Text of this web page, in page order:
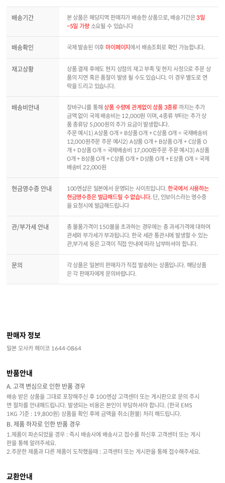
배송기간 본 상품은 해당지역 판매자가 배송한 상품으로, 배송기간은3일
~5일 가량소요될 수 있습니다
배송확인 국제 발송된 이후 마이페이지에서 배송조회로 확인 가능합니다.
재고상황
상품 결제 후에도 현지 상점의 재고 부족 및 현지 사정으로 주문 상
품의 지연 혹은 품절이 발생 될 수도 있습니다. 이 경우 별도로 연
락을 드리고 있습니다.
배송비안내 장바구니를 통해상품 수량에 관계없이 상품 3종류 까지는 추가
금액 없이 국제 배송비는 12,000원 이며, 4종류 부터는 추가 상
품 종류당 5,000원의 추가 요금이 발생합니다.
주문 예시1) A상품 O개 + B상품 O개 + C상품 O개 = 국제배송비
12,000원주문 주문 예시2) A상품 O개 + B상품 O개 + C상품 O
개 + D상품 O개 = 국제배송비 17,000원주문 주문 예시3) A상품
O개 + B상품 O개 + C상품 O개 + D상품 O개 + E상품 O개 = 국제
배송비 22,000원
현금영수증 안내 100엔샵은 일본에서 운영되는 사이트입니다.한국에서 사용하는
현금영수증은 발급해드릴 수 없습니다.단, 인보이스라는 영수증
을 요청시에 발급해드립니다
관/부가세 안내
총 물품가격이 150불을 초과하는 경우에는 총 과세가격에 대하여
관세와 부가세가 부과됩니다. 한국 세관 통관시에 발생할 수 있는
관,부가세 등은 고객이 직접 안내에 따라 납부하셔야 합니다.
문의
각 상품은 일본의 판매자가 직접 발송하는 상품입니다. 해당상품
은 각 판매자에게 문의바랍니다.
판매자 정보
일본 오사카 헤이코 1644-0864
반품안내
A. 고객 변심으로 인한 반품 경우
배송 받은 상품을 그대로 포장해주신 후 100엔샵 고객센터 또는 게시판으로 문의 주시
면 절차를 안내해드립니다. 발생되는 비용은 본인이 부담하셔야 합니다. (한국 EMS
1KG 기준 : 19,800원) 상품을 확인 후에 금액을 취소(환불) 처리 해드립니다.
B. 제품 하자로 인한 반품 경우
1.제품이 파손되었을 경우 : 즉시 배송사에 배송사고 접수를 하신후 고객센터 또는 게시
판을 통해 알려주세요.
2.주문한 제품과 다른 제품이 도착했을때 : 고객센터 또는 게시판을 통해 접수해주세요.
교환안내